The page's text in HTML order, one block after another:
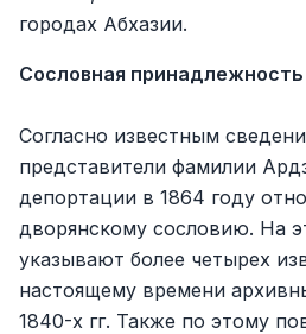
городах Абхазии.
Сословная принадлежность
Согласно известным
представители фамилии
депортации в 1864 году
дворянскому сословию. На
указывают более четырех
настоящему времени
1840-х гг. Также по этому